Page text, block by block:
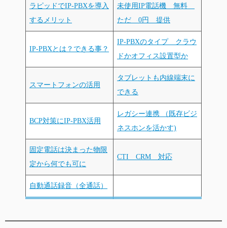
ラピッドでIP-PBXを導入
するメリット
未使用IP電話機 無料
ただ 0円 提供
IP-PBXとは？できる事？
IP-PBXのタイプ クラウ
ドかオフィス設置型か
スマートフォンの活用
タブレットも内線端末に
できる
BCP対策にIP-PBX活用
レガシー連携 （既存ビジ
ネスホンを活かす)
固定電話は決まった物限
定から何でも可に
CTI CRM 対応
自動通話録音（全通話）